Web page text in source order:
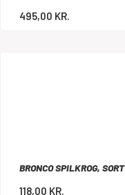
495,00 KR.
BRONCO SPILKROG, SORT
118,00 KR.